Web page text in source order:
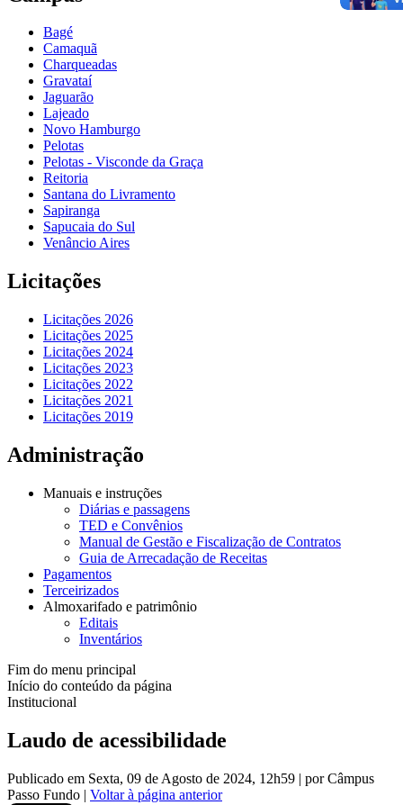
Bagé
Camaquã
Charqueadas
Gravataí
Jaguarão
Lajeado
Novo Hamburgo
Pelotas
Pelotas - Visconde da Graça
Reitoria
Santana do Livramento
Sapiranga
Sapucaia do Sul
Venâncio Aires
Licitações
Licitações 2026
Licitações 2025
Licitações 2024
Licitações 2023
Licitações 2022
Licitações 2021
Licitações 2019
Administração
Manuais e instruções
Diárias e passagens
TED e Convênios
Manual de Gestão e Fiscalização de Contratos
Guia de Arrecadação de Receitas
Pagamentos
Terceirizados
Almoxarifado e patrimônio
Editais
Inventários
Fim do menu principal
Início do conteúdo da página
Institucional
Laudo de acessibilidade
Publicado em Sexta, 09 de Agosto de 2024, 12h59 | por Câmpus
Passo Fundo | Voltar à página anterior